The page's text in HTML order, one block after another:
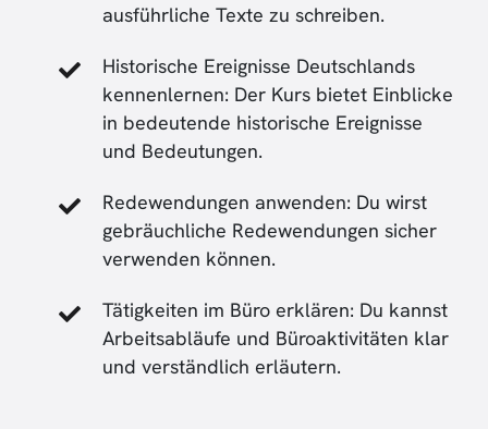
ausführliche Texte zu schreiben.
Historische Ereignisse Deutschlands
kennenlernen: Der Kurs bietet Einblicke
in bedeutende historische Ereignisse
und Bedeutungen.
Redewendungen anwenden: Du wirst
gebräuchliche Redewendungen sicher
verwenden können.
Tätigkeiten im Büro erklären: Du kannst
Arbeitsabläufe und Büroaktivitäten klar
und verständlich erläutern.